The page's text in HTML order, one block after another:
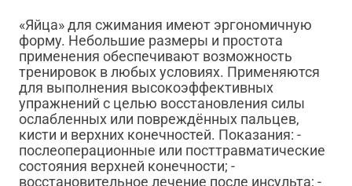
«Яйца» для сжимания имеют эргономичную
форму. Небольшие размеры и простота
применения обеспечивают возможность
тренировок в любых условиях. Применяются
для выполнения высокоэффективных
упражнений с целью восстановления силы
ослабленных или повреждённых пальцев,
кисти и верхних конечностей. Показания: -
послеоперационные или посттравматические
состояния верхней конечности; -
восстановительное лечение после инсульта; -